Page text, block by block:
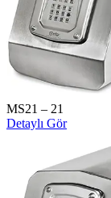
MS21 – 21
Detaylı Gör